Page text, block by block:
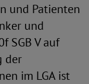
und Patienten
und
SGB V auf
der
im LGA ist